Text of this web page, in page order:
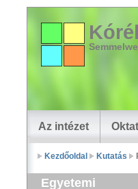
Az intézet
Kezdőoldal Kutatás
Egyetemi